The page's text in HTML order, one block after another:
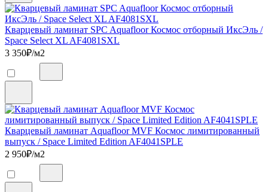
Кварцевый ламинат SPC Aquafloor Космос отборный ИксЭль /
Space Select XL AF4081SXL
3 350₽/м2
Кварцевый ламинат Aquafloor MVF Космос лимитированный
выпуск / Space Limited Edition AF4041SPLE
2 950₽/м2